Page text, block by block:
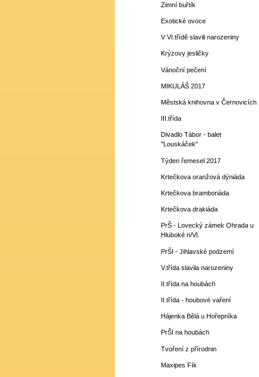
Zimní buřtík
Exotické ovoce
V VI.třídě slavili narozeniny
Krýzovy jesličky
Vánoční pečení
MIKULÁŠ 2017
Městská knihovna v Černovicích
III.třída
Divadlo Tábor - balet
"Louskáček"
Týden řemesel 2017
Krtečkova oranžová dýniáda
Krtečkova bramboriáda
Krtečkova drakiáda
PrŠ - Lovecký zámek Ohrada u
Hluboké n/Vl.
PrŠI - Jihlavské podzemí
V.třída slavila narozeniny
II.třída na houbách
II.třída - houbové vaření
Hájenka Bělá u Hořepníka
PrŠI na houbách
Tvoření z přírodnin
Maxipes Fík